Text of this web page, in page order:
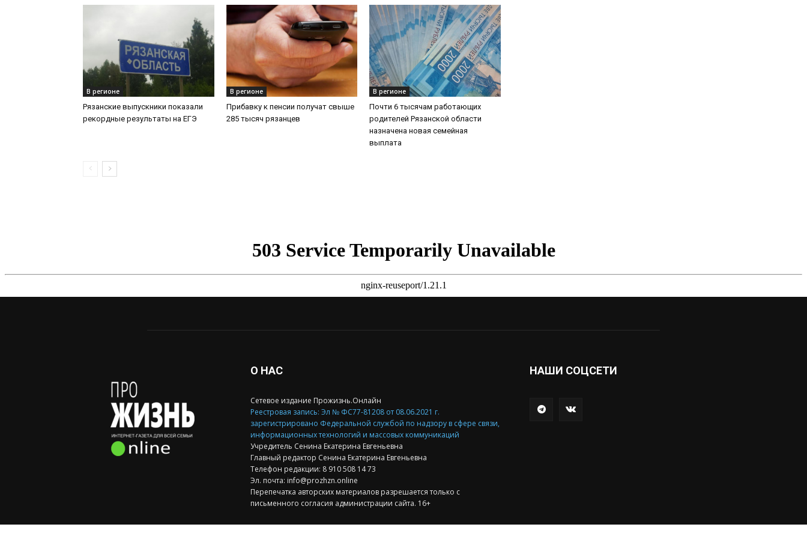
В регионе
Рязанские выпускники показали
рекордные результаты на ЕГЭ
В регионе
Прибавку к пенсии получат свыше
285 тысяч рязанцев
В регионе
Почти 6 тысячам работающих
родителей Рязанской области
назначена новая семейная
выплата
О НАС
Сетевое издание Прожизнь.Онлайн
Реестровая запись: Эл № ФС77-81208 от 08.06.2021 г.
зарегистрировано Федеральной службой по надзору в сфере связи,
информационных технологий и массовых коммуникаций
Учредитель Сенина Екатерина Евгеньевна
Главный редактор Сенина Екатерина Евгеньевна
Телефон редакции: 8 910 508 14 73
Эл. почта: info@prozhzn.online
Перепечатка авторских материалов разрешается только с
письменного согласия администрации сайта. 16+
Контакт:info@prozhizn.online
НАШИ СОЦСЕТИ